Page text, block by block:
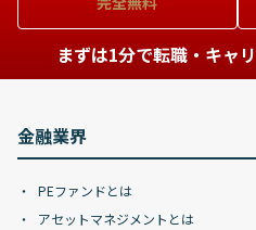
まずは1分で転職・キャ
金融業界
PEファンドとは
アセットマネジメントとは